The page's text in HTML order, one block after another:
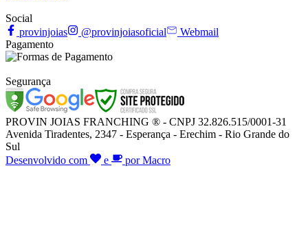
Social
provinjoias
@provinjoiasoficial
Webmail
Pagamento
Segurança
PROVIN JOIAS FRANCHING ® - CNPJ 32.826.515/0001-31
Avenida Tiradentes, 2347 - Esperança - Erechim - Rio Grande do
Sul
Desenvolvido com
e por Macro